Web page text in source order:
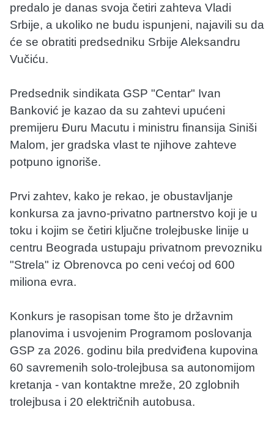
predalo je danas svoja četiri zahteva Vladi
Srbije, a ukoliko ne budu ispunjeni, najavili su da
će se obratiti predsedniku Srbije Aleksandru
Vučiću.
Predsednik sindikata GSP "Centar" Ivan
Banković je kazao da su zahtevi upućeni
premijeru Đuru Macutu i ministru finansija Siniši
Malom, jer gradska vlast te njihove zahteve
potpuno ignoriše.
Prvi zahtev, kako je rekao, je obustavljanje
konkursa za javno-privatno partnerstvo koji je u
toku i kojim se četiri ključne trolejbuske linije u
centru Beograda ustupaju privatnom prevozniku
"Strela" iz Obrenovca po ceni većoj od 600
miliona evra.
Konkurs je rasopisan tome što je državnim
planovima i usvojenim Programom poslovanja
GSP za 2026. godinu bila predviđena kupovina
60 savremenih solo-trolejbusa sa autonomijom
kretanja - van kontaktne mreže, 20 zglobnih
trolejbusa i 20 električnih autobusa.